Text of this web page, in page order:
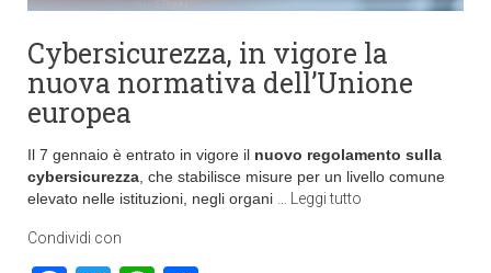
Cybersicurezza, in vigore la
nuova normativa dell’Unione
europea
Il 7 gennaio è entrato in vigore il nuovo regolamento sulla
cybersicurezza , che stabilisce misure per un livello comune
elevato nelle istituzioni, negli organi
Leggi tutto
Condividi con